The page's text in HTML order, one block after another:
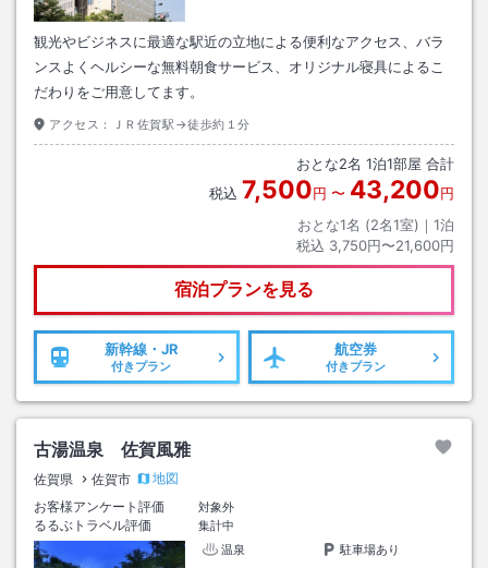
観光やビジネスに最適な駅近の立地による便利なアクセス、バラ
ンスよくヘルシーな無料朝食サービス、オリジナル寝具によるこ
だわりをご用意してます。
アクセス： ＪＲ佐賀駅→徒歩約１分
おとな2名 1泊1部屋 合計
税込 7,500円 〜 43,200円
おとな1名 (2名1室)｜ 1泊
税込 3,750円〜21,600円
宿泊プランを見る
新幹線・JR
付きプラン
航空券
付きプラン
古湯温泉 佐賀風雅
佐賀県 佐賀市
地図
お客様アンケート評価
対象外
るるぶトラベル評価
集計中
温泉
駐車場あり